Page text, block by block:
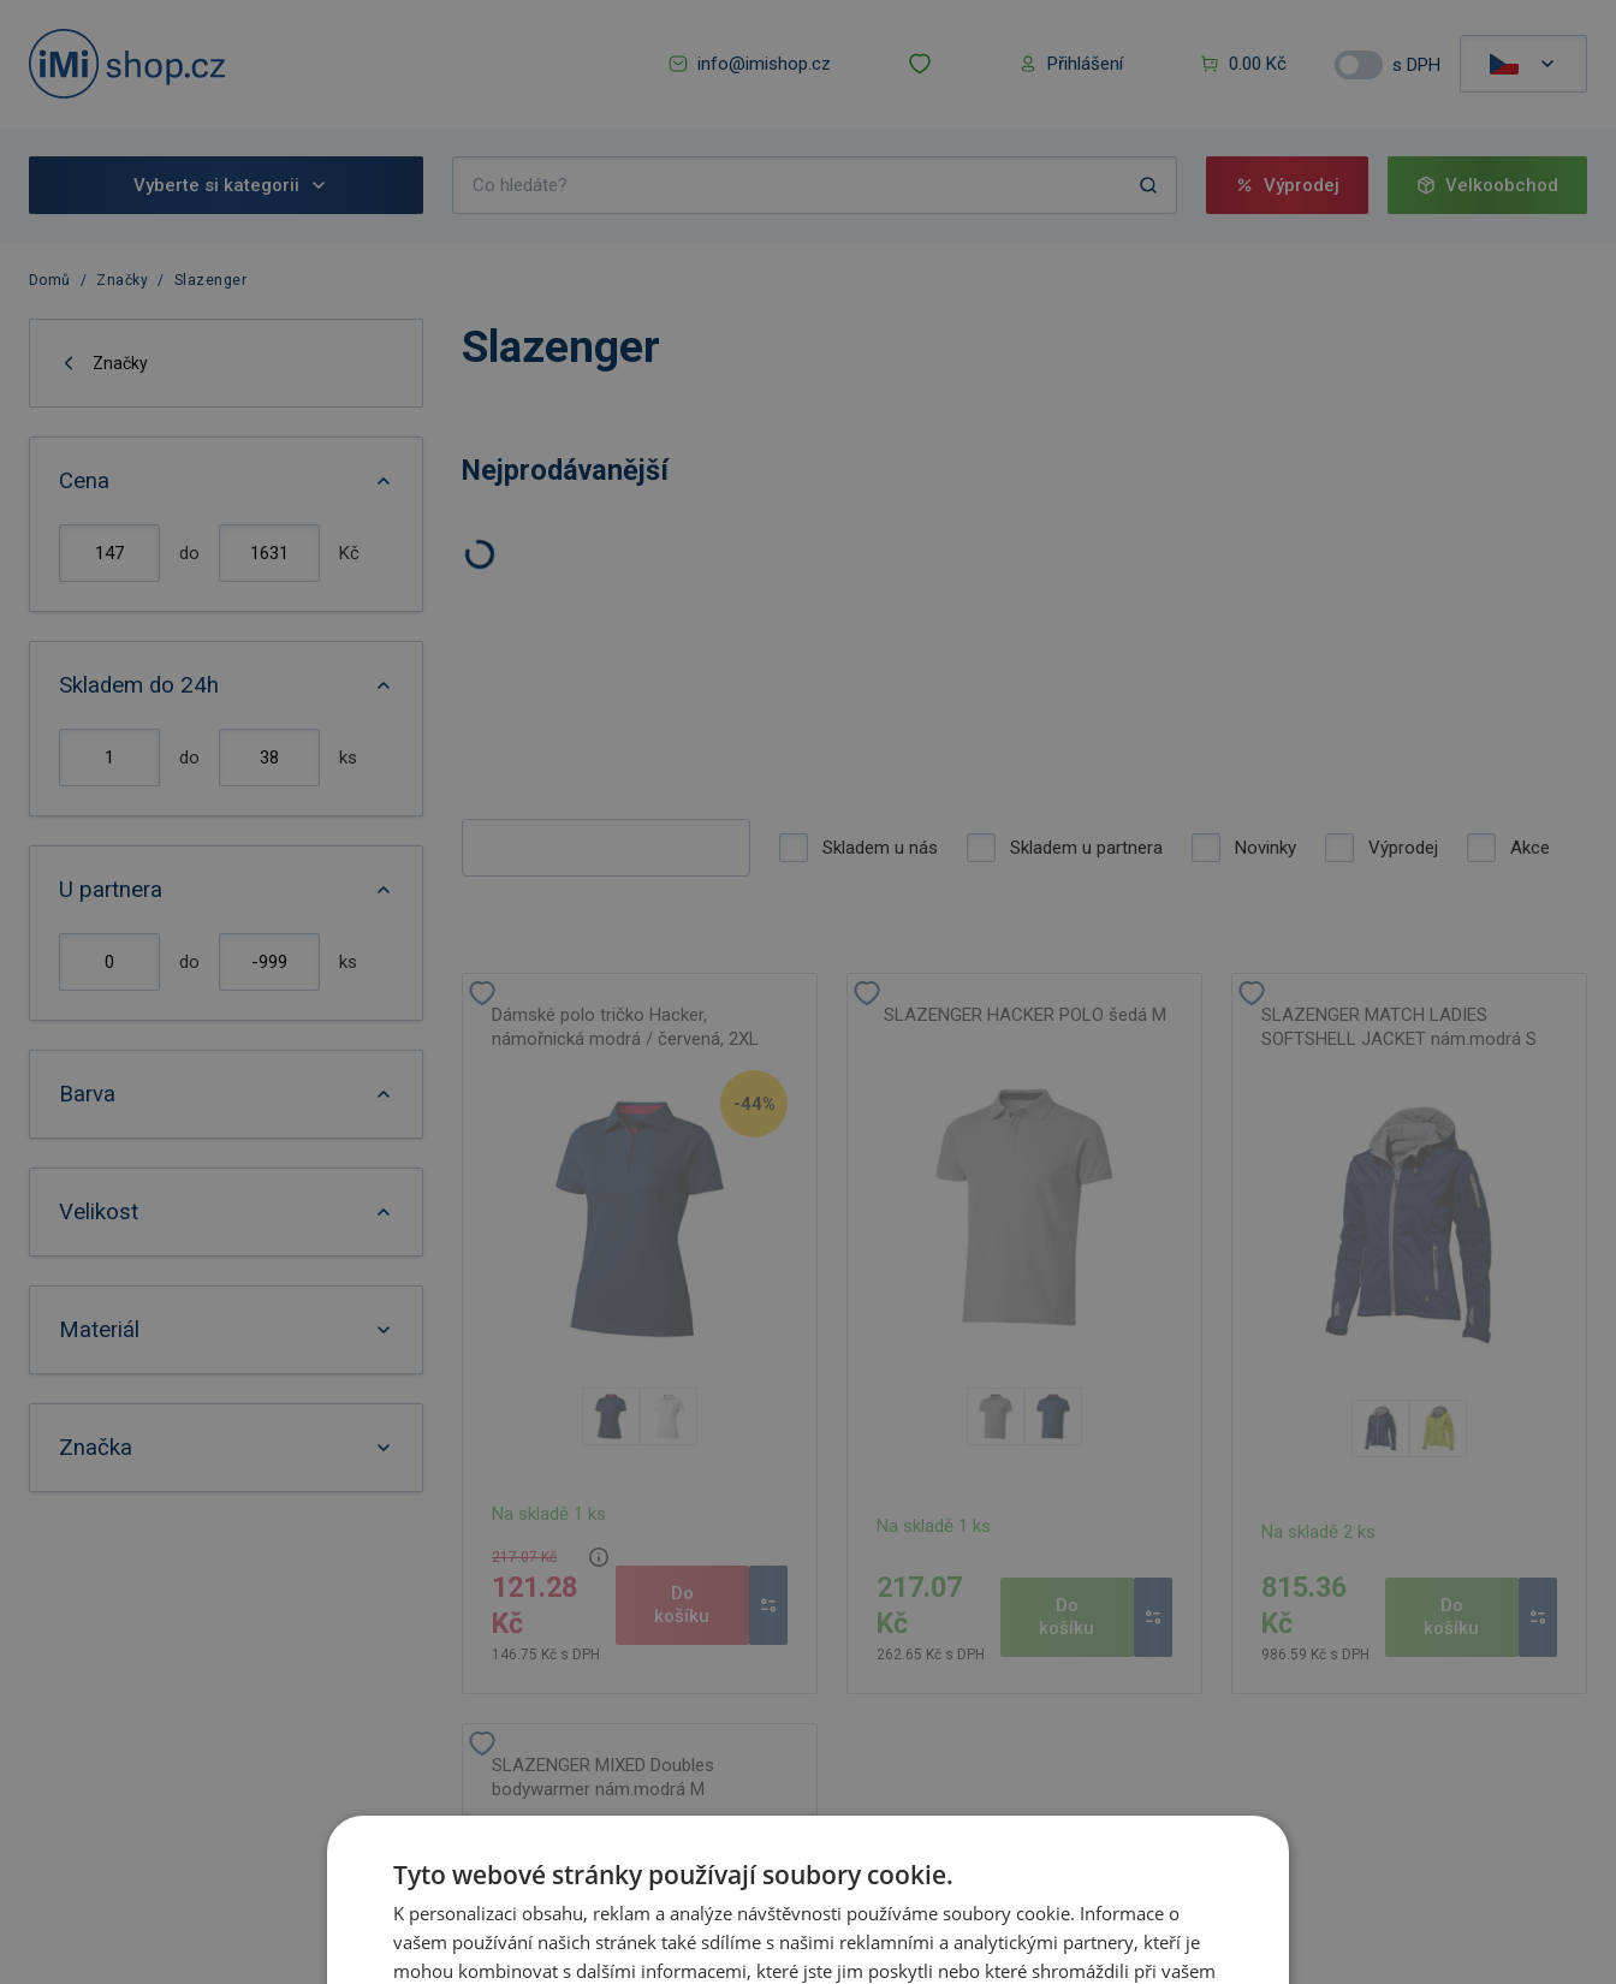
info@imishop.cz Přihlášení 0.00 Kč s DPH
Vyberte si kategorii Výprodej Velkoobchod
Domů / Značky / Slazenger
Značky
Cena
do Kč
Skladem do 24h
do ks
U partnera
do ks
Barva
Velikost
Materiál
Značka
Slazenger
Nejprodávanější
Skladem u nás Skladem u partnera Novinky Výprodej Akce
Dámské polo tričko Hacker,
námořnická modrá / červená, 2XL
-44%
Na skladě 1 ks
217.07 Kč
121.28
Kč
146.75 Kč s DPH
Do
košíku
SLAZENGER HACKER POLO šedá M
Na skladě 1 ks
217.07
Kč
262.65 Kč s DPH
Do
košíku
SLAZENGER MATCH LADIES
SOFTSHELL JACKET nám.modrá S
Na skladě 2 ks
815.36
Kč
986.59 Kč s DPH
Do
košíku
SLAZENGER MIXED Doubles
bodywarmer nám.modrá M
Tyto webové stránky používají soubory cookie.
K personalizaci obsahu, reklam a analýze návštěvnosti používáme soubory cookie. Informace o
vašem používání našich stránek také sdílíme s našimi reklamními a analytickými partnery, kteří je
mohou kombinovat s dalšími informacemi, které jste jim poskytli nebo které shromáždili při vašem